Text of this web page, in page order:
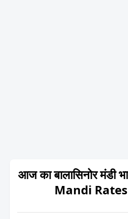
आज का बालासिनोर
Mandi